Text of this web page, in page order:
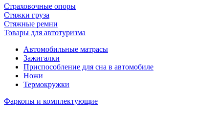
Страховочные опоры
Стяжки груза
Стяжные ремни
Товары для автотуризма
Автомобильные матрасы
Зажигалки
Приспособление для сна в автомобиле
Ножи
Термокружки
Фаркопы и комплектующие